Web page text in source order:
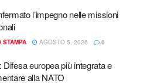
l’impegno nelle missioni
STAMPA AGOSTO 5, 2026 0
Difesa europea più integrata e
alla NATO